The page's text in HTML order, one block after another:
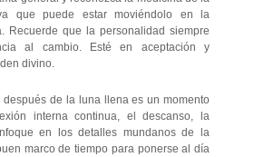
que puede estar moviéndolo en la
Recuerde que la personalidad siempre
al cambio. Esté en aceptación y
divino.
después de la luna llena es un momento
interna continua, el descanso, la
en los detalles mundanos de la
marco de tiempo para ponerse al día